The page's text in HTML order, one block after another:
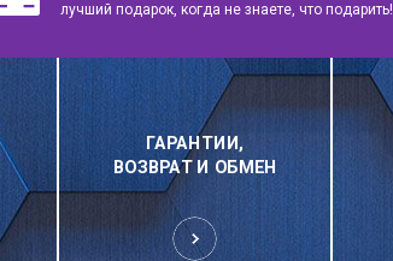
лучший подарок, когда не знаете, что подарить!
ГАРАНТИИ,
ВОЗВРАТ И ОБМЕН